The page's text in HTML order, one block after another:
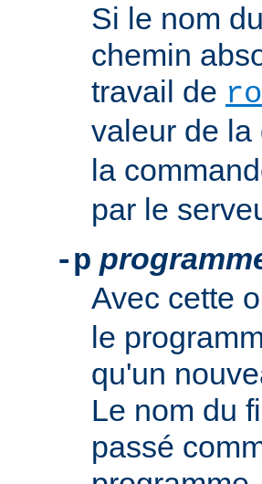
Si le nom
chemin
travail de
valeur de la
la
par le
-p
Avec cette
le
qu'un
Le nom du
passé